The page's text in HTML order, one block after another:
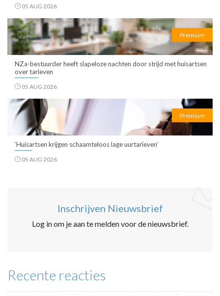
05 AUG 2026
Premium
NZa-bestuurder heeft slapeloze nachten door strijd met huisartsen
over tarieven
05 AUG 2026
Premium
‘Huisartsen krijgen schaamteloos lage uurtarieven’
05 AUG 2026
Inschrijven Nieuwsbrief
Log in om je aan te melden voor de nieuwsbrief.
Recente reacties